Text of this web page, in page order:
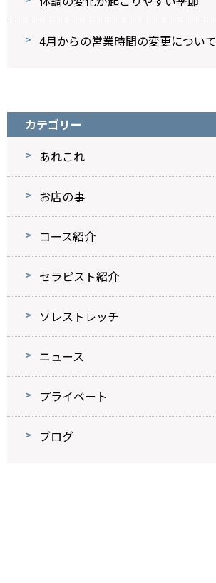
4月からの営業時間の変更について
カテゴリー
あれこれ
お店の事
コース紹介
セラピスト紹介
ソレストレッチ
ニュース
プライベート
ブログ